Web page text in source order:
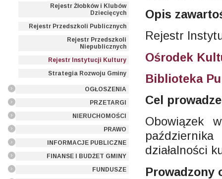
Rejestr Żłobków i Klubów
Dziecięcych
Rejestr Przedszkoli Publicznych
Rejestr Przedszkoli
Niepublicznych
Rejestr Instytucji Kultury
Strategia Rozwoju Gminy
OGŁOSZENIA
PRZETARGI
NIERUCHOMOŚCI
PRAWO
INFORMACJE PUBLICZNE
FINANSE I BUDŻET GMINY
FUNDUSZE
Opis
Rejestr
Ośrodek
Biblioteka
Cel
Obowiązek
działalności
Prowadzony